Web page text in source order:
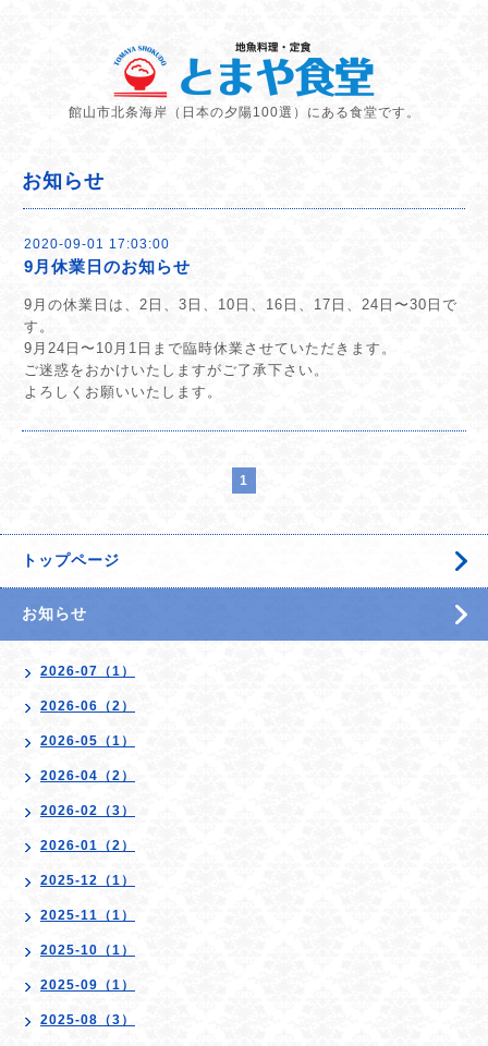
館山市北条海岸（日本の夕陽100選）にある食堂です。
お知らせ
2020-09-01 17:03:00
9月休業日のお知らせ
9月の休業日は、2日、3日、10日、16日、17日、24日〜30日で
す。
9月24日〜10月1日まで臨時休業させていただきます。
ご迷惑をおかけいたしますがご了承下さい。
よろしくお願いいたします。
1
トップページ
お知らせ
2026-07（1）
2026-06（2）
2026-05（1）
2026-04（2）
2026-02（3）
2026-01（2）
2025-12（1）
2025-11（1）
2025-10（1）
2025-09（1）
2025-08（3）